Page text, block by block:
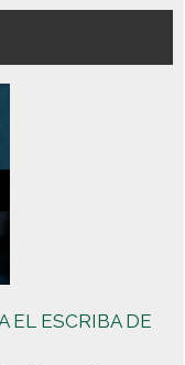
EL ESCRIBA DE